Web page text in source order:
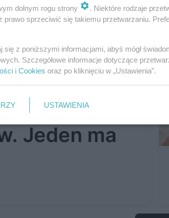
Jeden ma
dolnym rogu strony
. Niektóre rodzaje
prawo sprzeciwić się takiemu przetwarzaniu.
się z poniższymi informacjami, abyś mógł
Szczegółowe informacje dotyczące
i Cookies oraz po kliknięciu w „Ustawienia”.
USTAWIENIA